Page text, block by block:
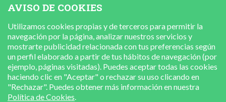
POLÍTICA DE COOKIES
AVISO DE COOKIES
Utilizamos cookies propias y de terceros para permitir la
navegación por la página, analizar nuestros servicios y
mostrarte publicidad relacionada con tus preferencias según
un perfil elaborado a partir de tus hábitos de navegación (por
ejemplo, páginas visitadas). Puedes aceptar todas las cookies
haciendo clic en "Aceptar" o rechazar su uso clicando en
"Rechazar". Puedes obtener más información en nuestra
Política de Cookies.